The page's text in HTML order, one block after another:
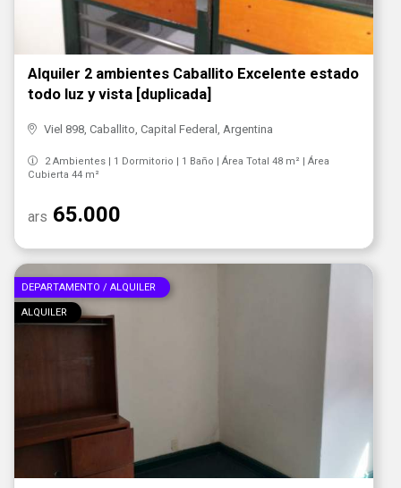
Alquiler 2 ambientes Caballito Excelente estado
todo luz y vista [duplicada]
Viel 898, Caballito, Capital Federal, Argentina
2 Ambientes | 1 Dormitorio | 1 Baño | Área Total 48 m² | Área
Cubierta 44 m²
ars 65.000
DEPARTAMENTO / ALQUILER
ALQUILER